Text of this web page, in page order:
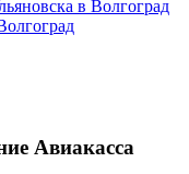
в Волгоград
Авиакасса